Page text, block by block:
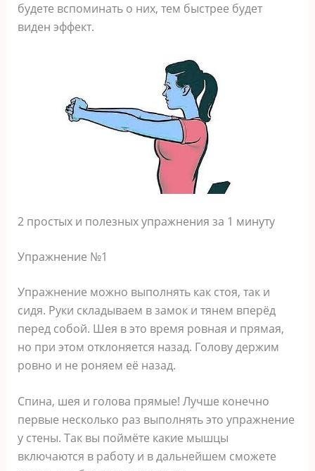
будете вспоминать о них, тем быстрее будет
виден эффект.
2 простых и полезных упражнения за 1 минуту
Упражнение №1
Упражнение можно выполнять как стоя, так и
сидя. Руки складываем в замок и тянем вперёд
перед собой. Шея в это время ровная и прямая,
но при этом отклоняется назад. Голову держим
ровно и не роняем её назад.
Спина, шея и голова прямые! Лучше конечно
первые несколько раз выполнять это упражнение
у стены. Так вы поймёте какие мышцы
включаются в работу и в дальнейшем сможете